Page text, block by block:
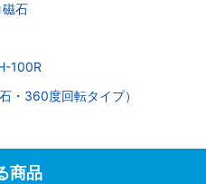
石
100R
・360度回転タイプ）
商品